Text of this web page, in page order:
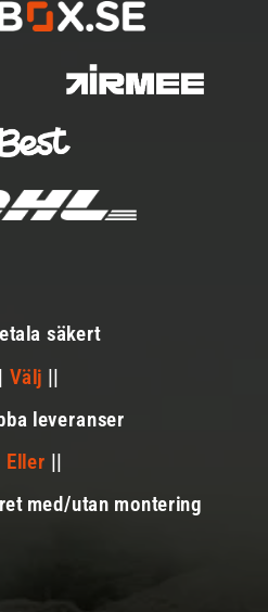
säkert
Välj ||
leveranser
Eller ||
med/utan montering